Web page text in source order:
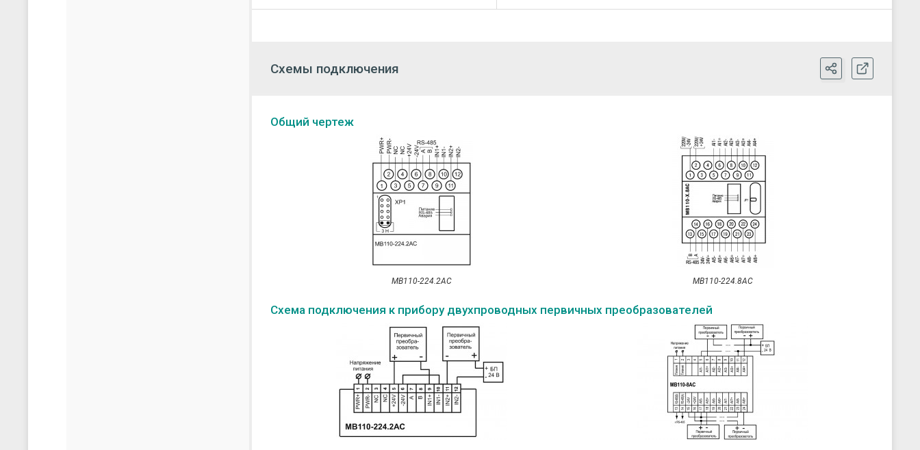
Схемы подключения
Общий чертеж
МВ110-224.2АС МВ110-224.8АС
Схема подключения к прибору двухпроводных первичных преобразователей